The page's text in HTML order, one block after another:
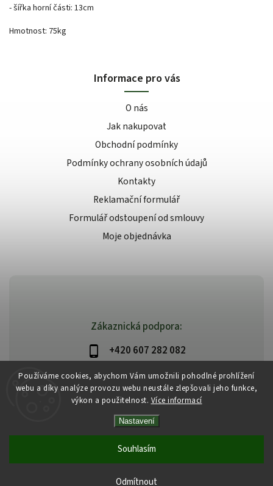
Používáme cookies, abychom Vám umožnili pohodlné prohlížení
webu a díky analýze provozu webu neustále zlepšovali jeho funkce,
výkon a použitelnost. Více informací
Nastavení
Odmítnout
Souhlasím
- šířka horní části: 13cm
Hmotnost: 75kg
Zákaznická podpora:
+420 607 282 082
info@beautysystem.cz
Informace pro vás
O nás
Jak nakupovat
Obchodní podmínky
Podmínky ochrany osobních údajů
Kontakty
Reklamační formulář
Formulář odstoupení od smlouvy
Moje objednávka
Beautysystem.cz
VytvořilShoptet | Design